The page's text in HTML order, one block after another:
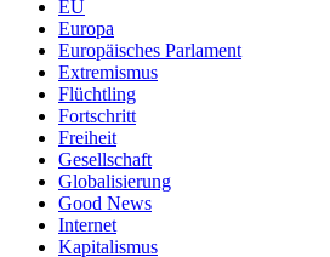
EU
Europa
Europäisches Parlament
Extremismus
Flüchtling
Fortschritt
Freiheit
Gesellschaft
Globalisierung
Good News
Internet
Kapitalismus